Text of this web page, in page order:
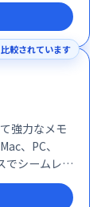
較されています
強力なメモ
、PC、
でシームレス
に利用可能